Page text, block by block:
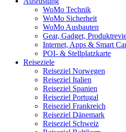
WoMo Technik
WoMo Sicherheit
WoMo Ausbauten
Gear, Gadget,
Internet, Apps & Smart
POI- & Stellplatzkarte
Reiseziele
Reiseziel Norwegen
Reiseziel Italien
Reiseziel Spanien
Reiseziel Portugal
Reiseziel Frankreich
Reiseziel Dänemark
Reiseziel Schweiz